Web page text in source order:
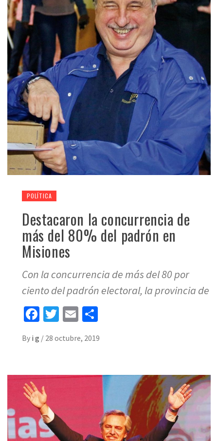
POLÍTICA
Destacaron la concurrencia de
más del 80% del padrón en
Misiones
Con la concurrencia de más del 80 por
ciento del padrón electoral, la provincia de
Facebook
Twitter
Email
By i g / 28 octubre, 2019